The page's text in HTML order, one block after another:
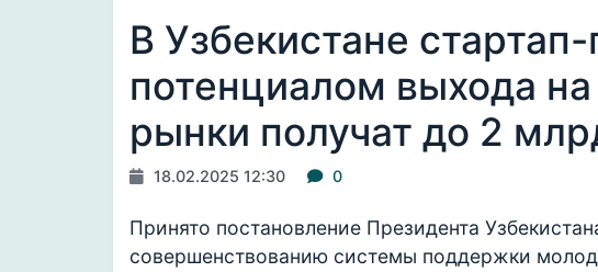
В Узбекистане
потенциалом выхода
рынки получат до 2
18.02.2025 12:30 0
Принято постановление Президента
совершенствованию системы поддержки